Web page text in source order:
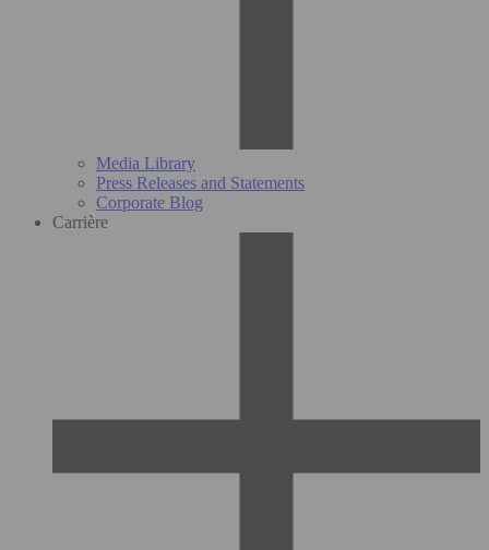
Media Library
Press Releases and Statements
Corporate Blog
Carrière